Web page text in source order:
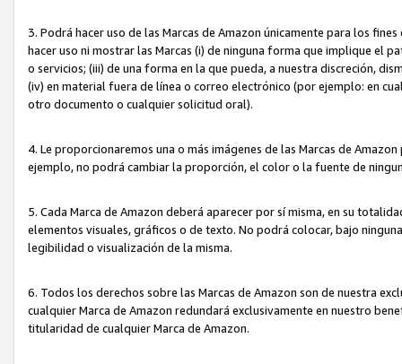
3. Podrá hacer uso de las Marcas de Amazon únicamente para los
hacer uso ni mostrar las Marcas (i) de ninguna forma que implique el
o servicios; (iii) de una forma en la que pueda, a nuestra discreción,
(iv) en material fuera de línea o correo electrónico (por ejemplo: en
otro documento o cualquier solicitud oral).
4. Le proporcionaremos una o más imágenes de las Marcas de
ejemplo, no podrá cambiar la proporción, el color o la fuente de
5. Cada Marca de Amazon deberá aparecer por sí misma, en su
elementos visuales, gráficos o de texto. No podrá colocar, bajo
legibilidad o visualización de la misma.
6. Todos los derechos sobre las Marcas de Amazon son de nuestra
cualquier Marca de Amazon redundará exclusivamente en nuestro
titularidad de cualquier Marca de Amazon.